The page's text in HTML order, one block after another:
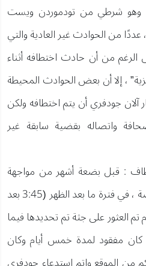
وهو شرطي من تودموردن ويست
من الحوادث غير العادية والتي
من أن حادث اختطافه أثناء
، إلا أن بعض الحوادث المحيطة
آلان جودفري أن يتم اختطافه ولكن
واتصاله بقضية سابقة غير
: قبل بضعة أشهر من مواجهة
UFO واجه جودفري حالة غامضة ، في فترة ما بعد الظهر (3:45 بعد
الظهر) يوم 11 يونيو عام 1980م تم العثور على جثة تم تحديدها فيما
كان مفقود لمدة خمس أيام وكان